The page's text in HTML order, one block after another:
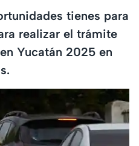
tienes para
realizar el trámite
Yucatán 2025 en